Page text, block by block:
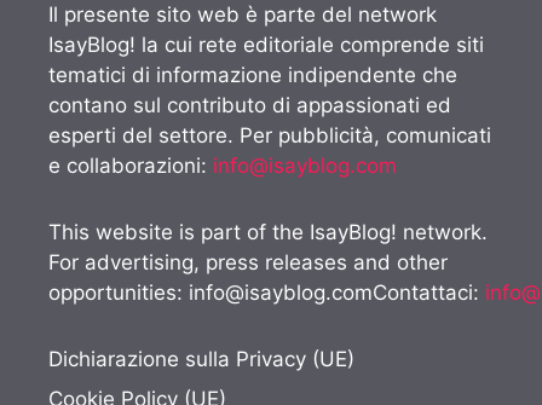
Il presente sito web è parte del network
IsayBlog! la cui rete editoriale comprende siti
tematici di informazione indipendente che
contano sul contributo di appassionati ed
esperti del settore. Per pubblicità, comunicati
e collaborazioni: info@isayblog.com
This website is part of the IsayBlog! network.
For advertising, press releases and other
opportunities: info@isayblog.comContattaci:
Dichiarazione sulla Privacy (UE)
Cookie Policy (UE)